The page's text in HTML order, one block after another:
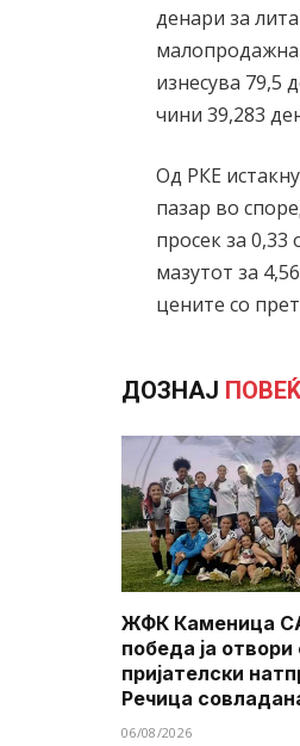
денари за
изнесува 79,5
чини 39,283
Од РКЕ
пазар во
просек за 0,33
мазутот за
цените со
ДОЗНАЈ
ЖФК Каменица
победа ја отвори
пријателски
Речица
06/08/2026